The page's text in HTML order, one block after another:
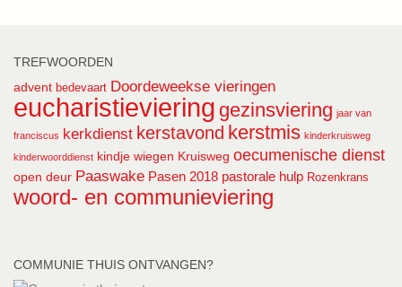
TREFWOORDEN
advent bedevaart Doordeweekse vieringen
eucharistieviering gezinsviering jaar van
franciscus kerkdienst kerstavond kerstmis kinderkruisweg
kinderwoorddienst kindje wiegen Kruisweg oecumenische dienst
open deur Paaswake Pasen 2018 pastorale hulp Rozenkrans
woord- en communieviering
COMMUNIE THUIS ONTVANGEN?